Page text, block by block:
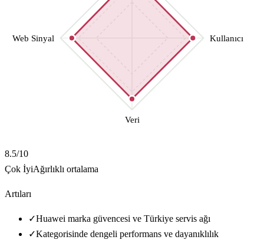
Kullanıcı
Veri
Web Sinyal
8.5/10
Çok İyiAğırlıklı ortalama
Artıları
✓Huawei marka güvencesi ve Türkiye servis ağı
✓Kategorisinde dengeli performans ve dayanıklılık